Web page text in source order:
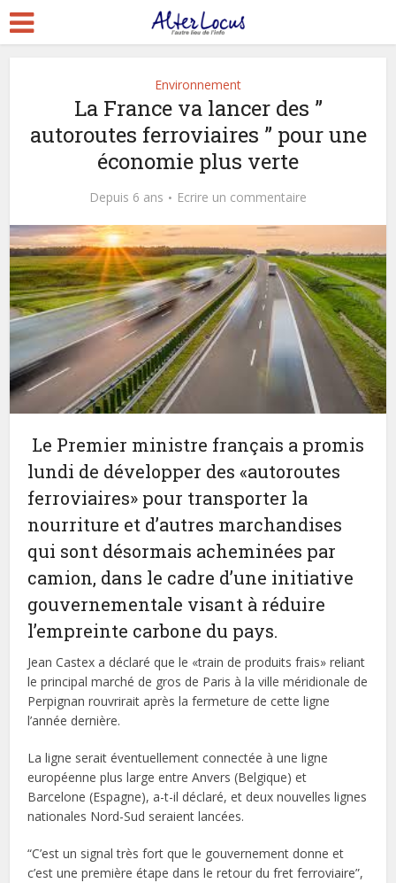
Environnement
La France va lancer des ”
autoroutes ferroviaires ” pour une
économie plus verte
Depuis 6 ans Ecrire un commentaire
Le Premier ministre français a promis
lundi de développer des «autoroutes
ferroviaires» pour transporter la
nourriture et d’autres marchandises
qui sont désormais acheminées par
camion, dans le cadre d’une initiative
gouvernementale visant à réduire
l’empreinte carbone du pays.
Jean Castex a déclaré que le «train de produits frais» reliant
le principal marché de gros de Paris à la ville méridionale de
Perpignan rouvrirait après la fermeture de cette ligne
l’année dernière.
La ligne serait éventuellement connectée à une ligne
européenne plus large entre Anvers (Belgique) et
Barcelone (Espagne), a-t-il déclaré, et deux nouvelles lignes
nationales Nord-Sud seraient lancées.
“C’est un signal très fort que le gouvernement donne et
c’est une première étape dans le retour du fret ferroviaire”,